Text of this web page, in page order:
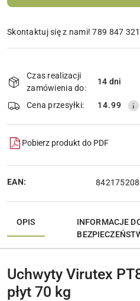
Skontaktuj się z nami! 789 847 321
dostawa
Czas realizacji
zamówienia do:
14 dni
Cena przesyłki: 14.99
Pobierz produkt do PDF
EAN:
OPIS
INFORMACJE
Uchwyty Virutex
płyt 70 kg